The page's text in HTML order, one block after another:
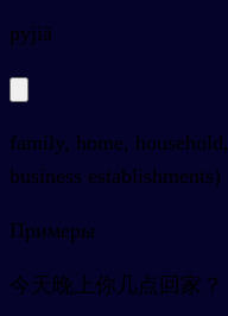
pyjiā
family, home,
business establishments)
Примеры
今天晚上你几点回家？